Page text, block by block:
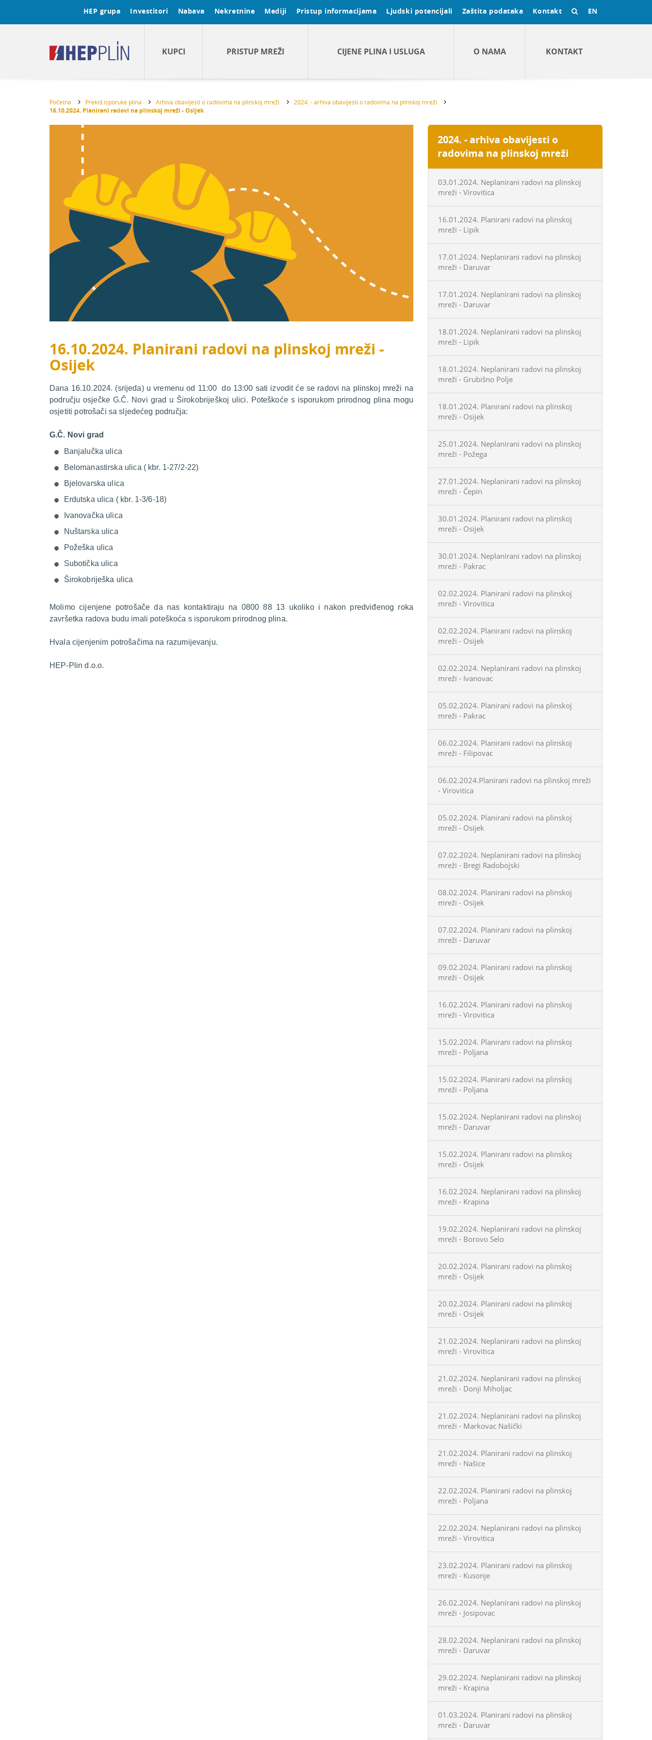
HEP grupa Investitori Nabava Nekretnine Mediji Pristup informacijama Ljudski potencijali Zaštita podataka Kontakt EN
KUPCI PRISTUP MREŽI CIJENE PLINA I USLUGA O NAMA KONTAKT
Početna Prekid isporuke plina Arhiva obavijesti o radovima na plinskoj mreži 2024. - arhiva obavijesti o radovima na plinskoj mreži
16.10.2024. Planirani radovi na plinskoj mreži - Osijek
16.10.2024. Planirani radovi na plinskoj mreži -
Osijek
Dana 16.10.2024. (srijeda) u vremenu od 11:00 do 13:00 sati izvodit će se radovi na plinskoj mreži na
području osječke G.Č. Novi grad u Širokobriješkoj ulici. Poteškoće s isporukom prirodnog plina mogu
osjetiti potrošači sa sljedećeg područja:
G.Č. Novi grad
Banjalučka ulica
Belomanastirska ulica ( kbr. 1-27/2-22)
Bjelovarska ulica
Erdutska ulica ( kbr. 1-3/6-18)
Ivanovačka ulica
Nuštarska ulica
Požeška ulica
Subotička ulica
Širokobriješka ulica
Molimo cijenjene potrošače da nas kontaktiraju na 0800 88 13 ukoliko i nakon predviđenog roka
završetka radova budu imali poteškoća s isporukom prirodnog plina.
Hvala cijenjenim potrošačima na razumijevanju.
HEP-Plin d.o.o.
2024. - arhiva obavijesti o
radovima na plinskoj mreži
03.01.2024. Neplanirani radovi na plinskoj
mreži - Virovitica
16.01.2024. Planirani radovi na plinskoj
mreži - Lipik
17.01.2024. Neplanirani radovi na plinskoj
mreži - Daruvar
17.01.2024. Neplanirani radovi na plinskoj
mreži - Daruvar
18.01.2024. Neplanirani radovi na plinskoj
mreži - Lipik
18.01.2024. Neplanirani radovi na plinskoj
mreži - Grubišno Polje
18.01.2024. Planirani radovi na plinskoj
mreži - Osijek
25.01.2024. Neplanirani radovi na plinskoj
mreži - Požega
27.01.2024. Neplanirani radovi na plinskoj
mreži - Čepin
30.01.2024. Planirani radovi na plinskoj
mreži - Osijek
30.01.2024. Neplanirani radovi na plinskoj
mreži - Pakrac
02.02.2024. Planirani radovi na plinskoj
mreži - Virovitica
02.02.2024. Planirani radovi na plinskoj
mreži - Osijek
02.02.2024. Neplanirani radovi na plinskoj
mreži - Ivanovac
05.02.2024. Planirani radovi na plinskoj
mreži - Pakrac
06.02.2024. Planirani radovi na plinskoj
mreži - Filipovac
06.02.2024.Planirani radovi na plinskoj mreži
- Virovitica
05.02.2024. Planirani radovi na plinskoj
mreži - Osijek
07.02.2024. Neplanirani radovi na plinskoj
mreži - Bregi Radobojski
08.02.2024. Planirani radovi na plinskoj
mreži - Osijek
07.02.2024. Planirani radovi na plinskoj
mreži - Daruvar
09.02.2024. Planirani radovi na plinskoj
mreži - Osijek
16.02.2024. Planirani radovi na plinskoj
mreži - Virovitica
15.02.2024. Planirani radovi na plinskoj
mreži - Poljana
15.02.2024. Planirani radovi na plinskoj
mreži - Poljana
15.02.2024. Neplanirani radovi na plinskoj
mreži - Daruvar
15.02.2024. Planirani radovi na plinskoj
mreži - Osijek
16.02.2024. Neplanirani radovi na plinskoj
mreži - Krapina
19.02.2024. Neplanirani radovi na plinskoj
mreži - Borovo Selo
20.02.2024. Planirani radovi na plinskoj
mreži - Osijek
20.02.2024. Planirani radovi na plinskoj
mreži - Osijek
21.02.2024. Neplanirani radovi na plinskoj
mreži - Virovitica
21.02.2024. Neplanirani radovi na plinskoj
mreži - Donji Miholjac
21.02.2024. Neplanirani radovi na plinskoj
mreži - Markovac Našički
21.02.2024. Planirani radovi na plinskoj
mreži - Našice
22.02.2024. Planirani radovi na plinskoj
mreži - Poljana
22.02.2024. Neplanirani radovi na plinskoj
mreži - Virovitica
23.02.2024. Planirani radovi na plinskoj
mreži - Kusonje
26.02.2024. Neplanirani radovi na plinskoj
mreži - Josipovac
28.02.2024. Neplanirani radovi na plinskoj
mreži - Daruvar
29.02.2024. Neplanirani radovi na plinskoj
mreži - Krapina
01.03.2024. Planirani radovi na plinskoj
mreži - Daruvar